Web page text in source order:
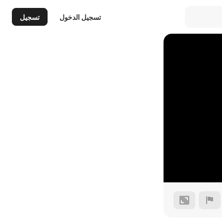
تسجيل الدخول تسجيل